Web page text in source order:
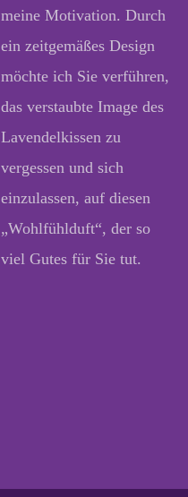
meine Motivation. Durch
ein zeitgemäßes Design
möchte ich Sie verführen,
das verstaubte Image des
Lavendelkissen zu
vergessen und sich
einzulassen, auf diesen
„Wohlfühlduft“, der so
viel Gutes für Sie tut.